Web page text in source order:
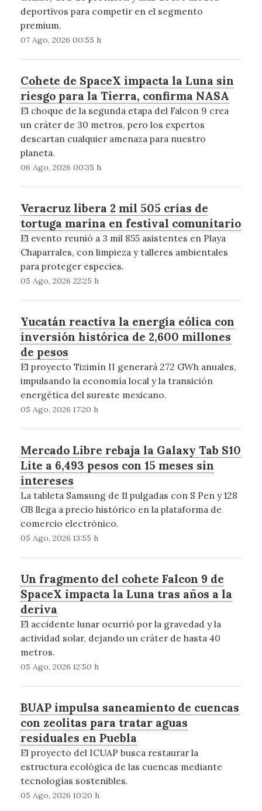
deportivos para competir en el segmento
premium.
07 Ago, 2026 00:55 h
Cohete de SpaceX impacta la Luna sin
riesgo para la Tierra, confirma NASA
El choque de la segunda etapa del Falcon 9 crea
un cráter de 30 metros, pero los expertos
descartan cualquier amenaza para nuestro
planeta.
06 Ago, 2026 00:35 h
Veracruz libera 2 mil 505 crías de
tortuga marina en festival comunitario
El evento reunió a 3 mil 855 asistentes en Playa
Chaparrales, con limpieza y talleres ambientales
para proteger especies.
05 Ago, 2026 22:25 h
Yucatán reactiva la energía eólica con
inversión histórica de 2,600 millones
de pesos
El proyecto Tizimín II generará 272 GWh anuales,
impulsando la economía local y la transición
energética del sureste mexicano.
05 Ago, 2026 17:20 h
Mercado Libre rebaja la Galaxy Tab S10
Lite a 6,493 pesos con 15 meses sin
intereses
La tableta Samsung de 11 pulgadas con S Pen y 128
GB llega a precio histórico en la plataforma de
comercio electrónico.
05 Ago, 2026 13:55 h
Un fragmento del cohete Falcon 9 de
SpaceX impacta la Luna tras años a la
deriva
El accidente lunar ocurrió por la gravedad y la
actividad solar, dejando un cráter de hasta 40
metros.
05 Ago, 2026 12:50 h
BUAP impulsa saneamiento de cuencas
con zeolitas para tratar aguas
residuales en Puebla
El proyecto del ICUAP busca restaurar la
estructura ecológica de las cuencas mediante
tecnologías sostenibles.
05 Ago, 2026 10:20 h